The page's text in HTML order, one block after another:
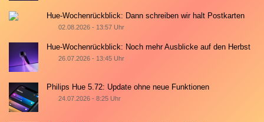
Hue-Wochenrückblick: Dann schreiben wir halt Postkarten
02.08.2026 - 13:57 Uhr
Hue-Wochenrückblick: Noch mehr Ausblicke auf den Herbst
26.07.2026 - 13:45 Uhr
Philips Hue 5.72: Update ohne neue Funktionen
24.07.2026 - 8:25 Uhr